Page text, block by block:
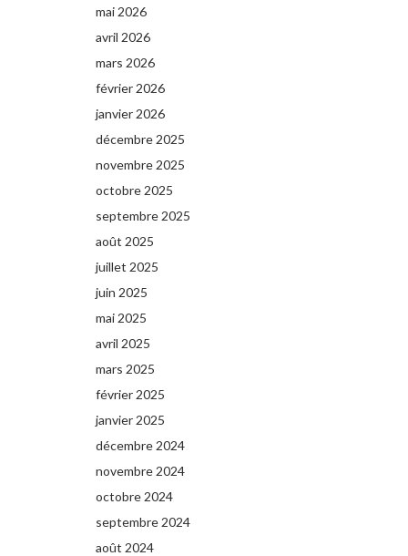
mai 2026
avril 2026
mars 2026
février 2026
janvier 2026
décembre 2025
novembre 2025
octobre 2025
septembre 2025
août 2025
juillet 2025
juin 2025
mai 2025
avril 2025
mars 2025
février 2025
janvier 2025
décembre 2024
novembre 2024
octobre 2024
septembre 2024
août 2024